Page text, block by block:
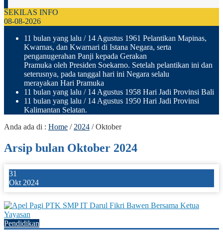
SEKILAS INFO
08-08-2026
11 bulan yang lalu / 14 Agustus 1961 Pelantikan Mapinas,
Kwarnas, dan Kwarnari di Istana Negara, serta
penganugerahan Panji kepada Gerakan
Pramuka oleh Presiden Soekarno. Setelah pelantikan ini dan
seterusnya, pada tanggal hari ini Negara selalu
merayakan Hari Pramuka
11 bulan yang lalu / 14 Agustus 1958 Hari Jadi Provinsi Bali
11 bulan yang lalu / 14 Agustus 1950 Hari Jadi Provinsi
Kalimantan Selatan.
Anda ada di : Home / 2024 /Oktober
Arsip bulan Oktober 2024
31
Okt 2024
Pendidikan